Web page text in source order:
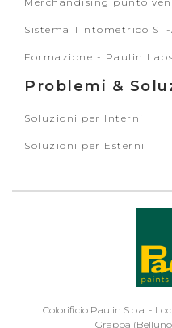
Sistema Tintometrico ST-
Formazione - Paulin Labs
Problemi &
Soluzioni per Interni
Soluzioni per Esterni
Colorificio Paulin S.p.a. -
Grappa